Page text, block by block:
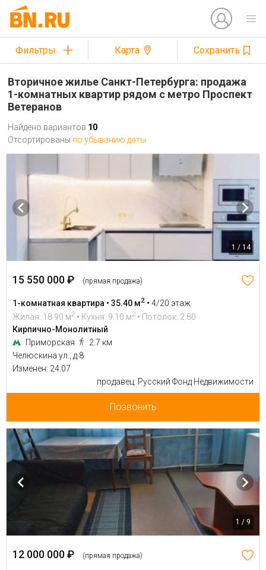
Фильтры Карта Сохранить
Вторичное жилье Санкт-Петербурга: продажа
1-комнатных квартир рядом с метро Проспект
Ветеранов
Найдено вариантов 10
Отсортированы по убыванию даты
1 / 14
15 550 000 ₽ (прямая продажа)
1-комнатная квартира • 35.40 м2 • 4/20 этаж
Жилая: 18.90 м2 • Кухня: 9.10 м2 • Потолок: 2.80
Кирпично-Монолитный
Приморская
2.7 км
Челюскина ул., д 8
Изменен: 24.07
продавец: Русский Фонд Недвижимости
Позвонить
1 / 9
12 000 000 ₽ (прямая продажа)